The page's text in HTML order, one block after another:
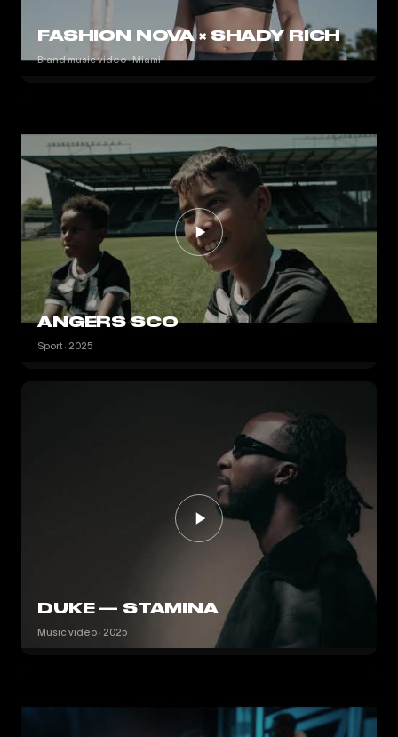
FASHION NOVA × SHADY RICH
Brand music video · Miami
ANGERS SCO
Sport · 2025
DUKE — STAMINA
Music video · 2025